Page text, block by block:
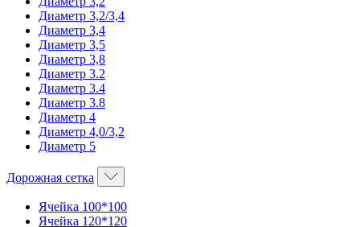
Диаметр 3,2/3,4
Диаметр 3,4
Диаметр 3,5
Диаметр 3,8
Диаметр 3.2
Диаметр 3.4
Диаметр 3.8
Диаметр 4
Диаметр 4,0/3,2
Диаметр 5
Дорожная сетка
Ячейка 100*100
Ячейка 120*120